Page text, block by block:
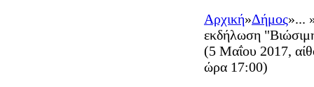
Αρχική»Δήμος»...
εκδήλωση
(5 Μαΐου 2017,
ώρα 17:00)